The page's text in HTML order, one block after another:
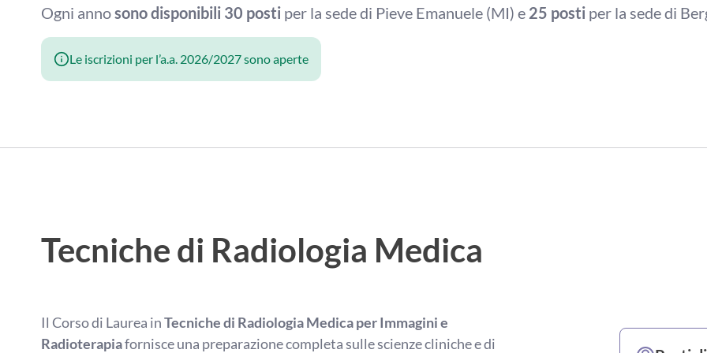
Ogni annosono disponibili 30 posti per la sede di Pieve Emanuele (MI) e 25 posti per la sede di
Le iscrizioni per l’a.a. 2026/2027 sono aperte
Tecniche di Radiologia Medica
Il Corso di Laurea inTecniche di Radiologia Medica per Immagini e
Radioterapiafornisce una preparazione completa sulle scienze cliniche e di